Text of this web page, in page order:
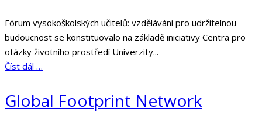
Fórum vysokoškolských učitelů: vzdělávání pro udržitelnou
budoucnost se konstituovalo na základě iniciativy Centra pro
otázky životního prostředí Univerzity...
Číst dál …
Global Footprint Network